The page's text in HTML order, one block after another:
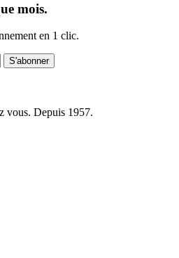
mois.
en 1 clic.
S'abonner
vous. Depuis 1957.